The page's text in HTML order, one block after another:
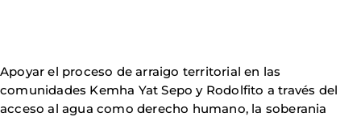
Apoyar el proceso de arraigo territorial en las
comunidades Kemha Yat Sepo y Rodolfito a través del
acceso al agua como derecho humano, la soberania